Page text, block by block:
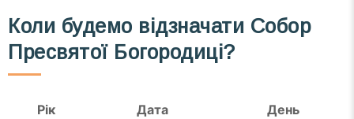
Коли будемо відзначати Собор
Пресвятої Богородиці?
Рік Дата
День